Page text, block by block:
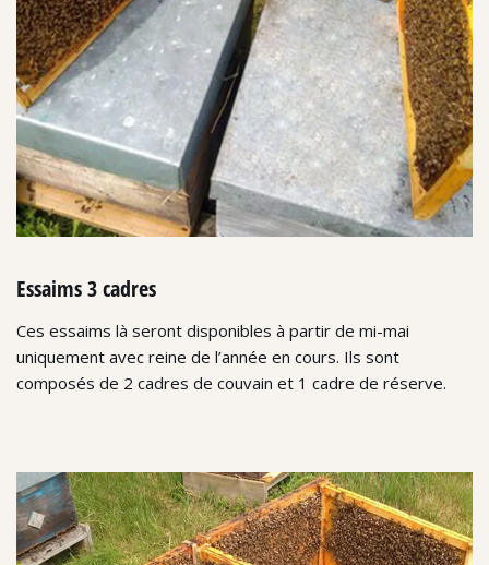
Essaims 3 cadres
Ces essaims là seront disponibles à partir de mi-mai
uniquement avec reine de l’année en cours. Ils sont
composés de 2 cadres de couvain et 1 cadre de réserve.